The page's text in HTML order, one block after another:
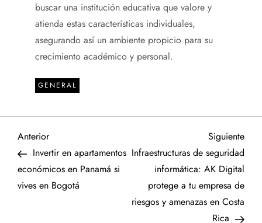
buscar una institución educativa que valore y
atienda estas características individuales,
asegurando así un ambiente propicio para su
crecimiento académico y personal.
GENERAL
N
a
v
Entrada
anterior
Anterior
Invertir en apartamentos
económicos en Panamá si
vives en Bogotá
Siguiente
Infraestructuras de seguridad
informática: AK Digital
protege a tu empresa de
riesgos y amenazas en Costa
Rica